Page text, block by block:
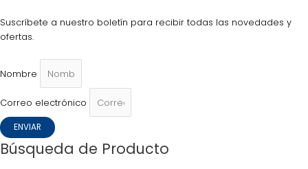
Suscríbete a nuestro boletín para recibir todas las novedades y
ofertas.
Nombre
Correo electrónico
ENVIAR
Búsqueda de Producto